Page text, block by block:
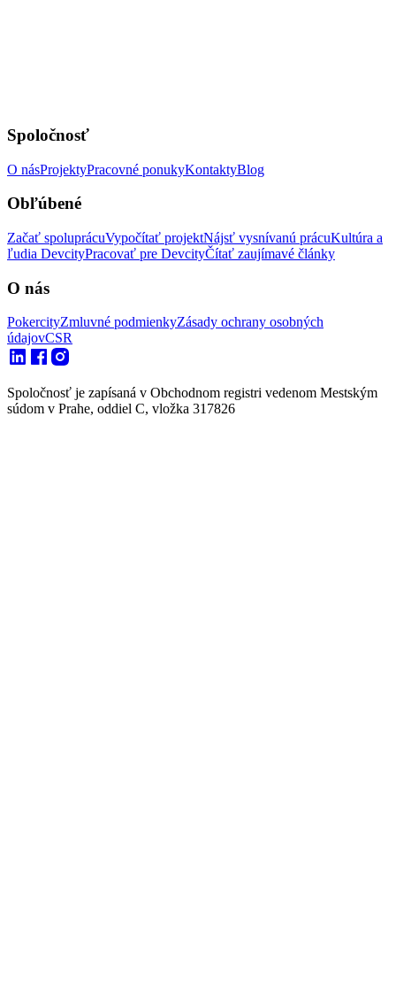
Spoločnosť
O násProjektyPracovné ponukyKontaktyBlog
Obľúbené
Začať spoluprácuVypočítať projektNájsť vysnívanú prácuKultúra a
ľudia DevcityPracovať pre DevcityČítať zaujímavé články
O nás
PokercityZmluvné podmienkyZásady ochrany osobných
údajovCSR
Spoločnosť je zapísaná v Obchodnom registri vedenom Mestským
súdom v Prahe, oddiel C, vložka 317826